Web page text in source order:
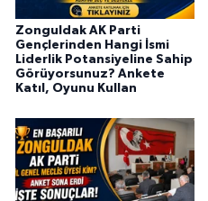
Zonguldak AK Parti
Gençlerinden Hangi İsmi
Liderlik Potansiyeline Sahip
Görüyorsunuz? Ankete
Katıl, Oyunu Kullan